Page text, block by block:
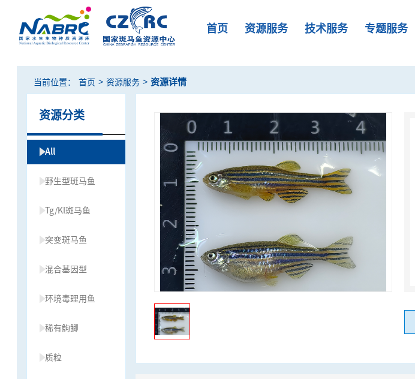
首页 资源服务 技术服务 专题服务
当前位置： 首页 > 资源服务 > 资源详情
资源分类
All
野生型斑马鱼
Tg/KI斑马鱼
突变斑马鱼
混合基因型
环境毒理用鱼
稀有鮈鲫
质粒